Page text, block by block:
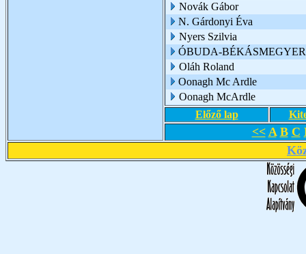
Novák Gábor
N. Gárdonyi Éva
Nyers Szilvia
ÓBUDA-
Oláh Roland
Oonagh Mc Ardle
Oonagh McArdle
Előző lap
<< A B C